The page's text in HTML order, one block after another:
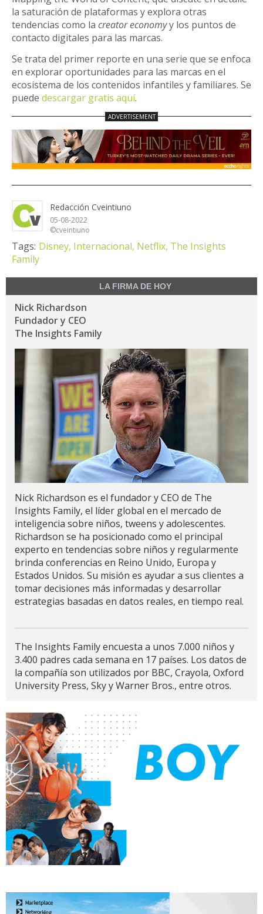
la saturación de plataformas y explora otras
tendencias como la creator economyy los puntos de
contacto digitales para las marcas.
Se trata del primer reporte en una serie que se enfoca
en explorar oportunidades para las marcas en el
ecosistema de los contenidos infantiles y familiares. Se
puede descargar gratis aquí.
Redacción Cveintiuno
05-08-2022
©cveintiuno
Tags: Disney, Internacional, Netflix, The Insights
Family
LA FIRMA DE HOY
Nick Richardson
Fundador y CEO
The Insights Family
Nick Richardson es el fundador y CEO de The
Insights Family, el líder global en el mercado de
inteligencia sobre niños, tweens y adolescentes.
Richardson se ha posicionado como el principal
experto en tendencias sobre niños y regularmente
brinda conferencias en Reino Unido, Europa y
Estados Unidos. Su misión es ayudar a sus clientes a
tomar decisiones más informadas y desarrollar
estrategias basadas en datos reales, en tiempo real.
The Insights Family encuesta a unos 7.000 niños y
3.400 padres cada semana en 17 países. Los datos de
la compañía son utilizados por BBC, Crayola, Oxford
University Press, Sky y Warner Bros., entre otros.